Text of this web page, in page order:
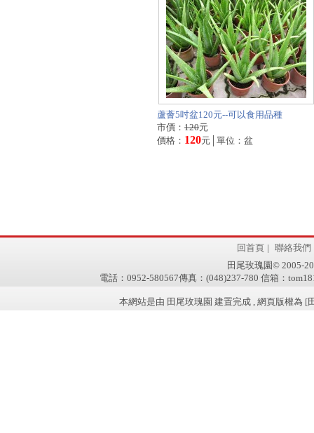
蘆薈5吋盆120元--可以食用品種
市價： 120元
價格： 120元│單位：盆
回首頁 | 聯絡我們
田尾玫瑰園© 2005-
電話：0952-580567傳真：(048)237-780 信箱：
本網站是由 田尾玫瑰園 建置完成 , 網頁版權為